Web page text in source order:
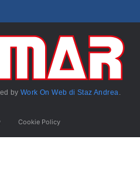
byWork On Web di Staz Andrea.
Cookie Policy